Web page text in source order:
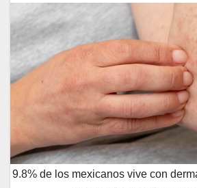
9.8% de los mexicanos vive con